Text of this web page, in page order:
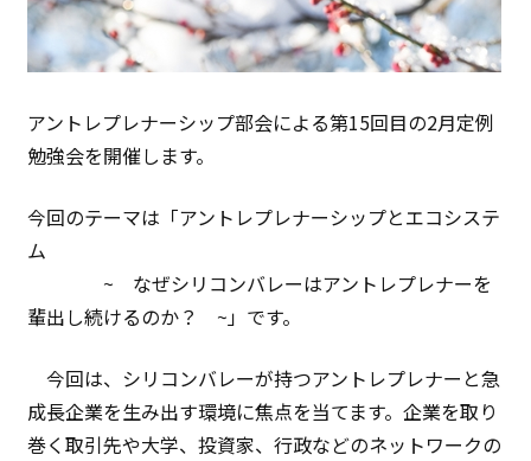
アントレプレナーシップ部会による第15回目の2月定例
勉強会を開催します。
今回のテーマは「アントレプレナーシップとエコシステ
ム
~ なぜシリコンバレーはアントレプレナーを
輩出し続けるのか？ ~」です。
今回は、シリコンバレーが持つアントレプレナーと急
成長企業を生み出す環境に焦点を当てます。企業を取り
巻く取引先や大学、投資家、行政などのネットワークの